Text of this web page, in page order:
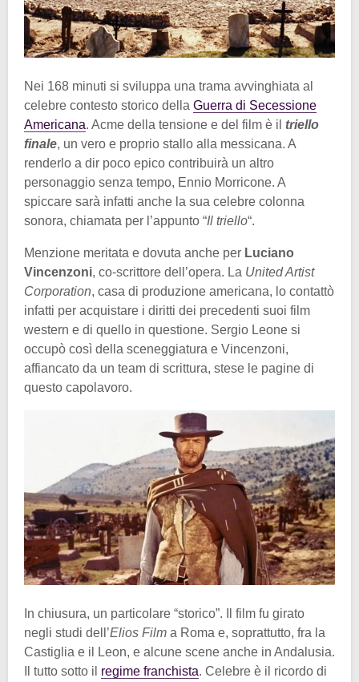
Nei 168 minuti si sviluppa una trama avvinghiata al
celebre contesto storico della Guerra di Secessione
Americana. Acme della tensione e del film è il triello
finale, un vero e proprio stallo alla messicana. A
renderlo a dir poco epico contribuirà un altro
personaggio senza tempo, Ennio Morricone. A
spiccare sarà infatti anche la sua celebre colonna
sonora, chiamata per l’appunto “Il triello“.
Menzione meritata e dovuta anche per Luciano
Vincenzoni, co-scrittore dell’opera. La United Artist
Corporation, casa di produzione americana, lo contattò
infatti per acquistare i diritti dei precedenti suoi film
western e di quello in questione. Sergio Leone si
occupò così della sceneggiatura e Vincenzoni,
affiancato da un team di scrittura, stese le pagine di
questo capolavoro.
In chiusura, un particolare “storico”. Il film fu girato
negli studi dell’Elios Film a Roma e, soprattutto, fra la
Castiglia e il Leon, e alcune scene anche in Andalusia.
Il tutto sotto il regime franchista. Celebre è il ricordo di